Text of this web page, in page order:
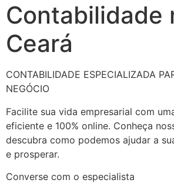
Contabilidade
Ceará
CONTABILIDADE ESPECIALIZADA
NEGÓCIO
Facilite sua vida empresarial com
eficiente e 100% online. Conheça
descubra como podemos ajudar a
e prosperar.
Converse com o especialista